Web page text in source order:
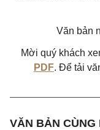
Văn bản
Mời quý khách
PDF. Để tải
VĂN BẢN CÙNG